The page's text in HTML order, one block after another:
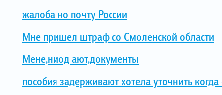
жалоба но почту России
Мне пришел штраф со Смоленской области
Мене,ниод ают,документы
пособия задерживают хотела уточнить